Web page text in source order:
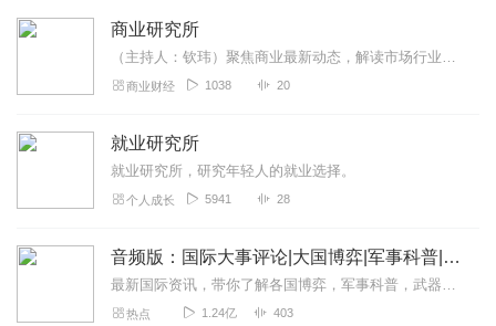
商业研究所
（主持人：钦玮）聚焦商业最新动态，解读市场行业商机密码。开启商业精英模式，构建商业顶层设计。
商业财经 1038 20
就业研究所
就业研究所，研究年轻人的就业选择。
个人成长 5941 28
音频版：国际大事评论|大国博弈|军事科普|科技讲解
最新国际资讯，带你了解各国博弈，军事科普，武器博览。本专辑为听风的蚕原创专辑，本专辑将为您介绍军事科普和国际动态和热点大事，通过独家解读，为您理清热点之下的脉络...
热点 1.24亿 403